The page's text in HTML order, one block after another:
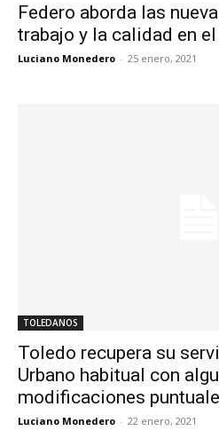
Federo aborda las
trabajo y la calidad en
Luciano Monedero - 25 enero, 2021
TOLEDANOS
Toledo recupera su
Urbano habitual con
modificaciones
Luciano Monedero - 22 enero, 2021